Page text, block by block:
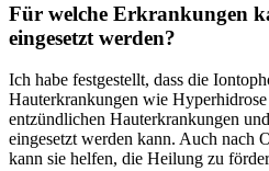
Für welche Erkrankungen
eingesetzt werden?
Ich habe ⁢festgestellt, dass die
Hauterkrankungen wie
entzündlichen Hauterkrankungen
eingesetzt werden ‍kann. Auch nach
kann⁣ sie helfen, die Heilung zu